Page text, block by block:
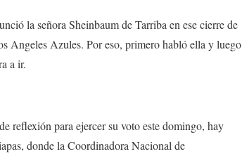
la señora Sheinbaum de Tarriba en ese cierre de
Angeles Azules. Por eso, primero habló ella y luego
a ir.
reflexión para ejercer su voto este domingo, hay
donde la Coordinadora Nacional de